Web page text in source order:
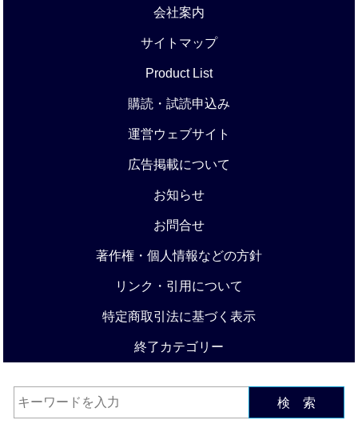
会社案内
サイトマップ
Product List
購読・試読申込み
運営ウェブサイト
広告掲載について
お知らせ
お問合せ
著作権・個人情報などの方針
リンク・引用について
特定商取引法に基づく表示
終了カテゴリー
検 索